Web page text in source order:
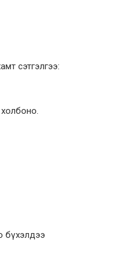
сэтгэлгээ:
бүхэлдээ